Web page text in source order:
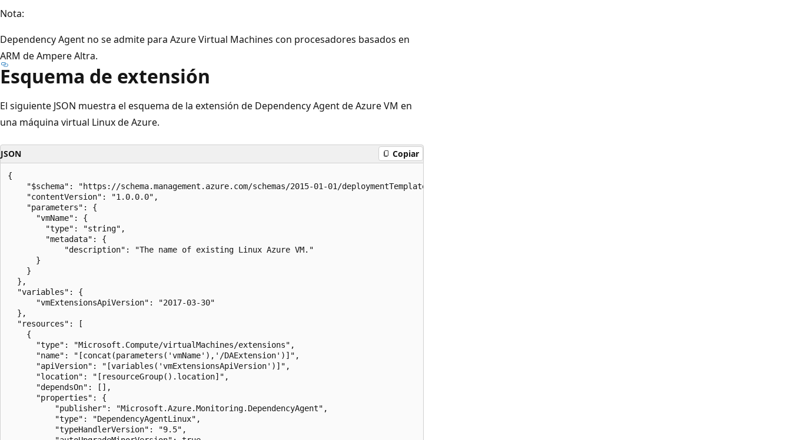
Nota:
Dependency Agent no se admite para Azure Virtual Machines con procesadores basados en
ARM de Ampere Altra.
Esquema de extensión
El siguiente JSON muestra el esquema de la extensión de Dependency Agent de Azure VM en
una máquina virtual Linux de Azure.
JSON Copiar
{
    "$schema": "https://schema.management.azure.com/schemas/2015-01-01/deploymentTemplate.json#",
    "contentVersion": "1.0.0.0",
    "parameters": {
      "vmName": {
        "type": "string",
        "metadata": {
            "description": "The name of existing Linux Azure VM."
      }
    }
  },
  "variables": {
      "vmExtensionsApiVersion": "2017-03-30"
  },
  "resources": [
    {
      "type": "Microsoft.Compute/virtualMachines/extensions",
      "name": "[concat(parameters('vmName'),'/DAExtension')]",
      "apiVersion": "[variables('vmExtensionsApiVersion')]",
      "location": "[resourceGroup().location]",
      "dependsOn": [],
      "properties": {
          "publisher": "Microsoft.Azure.Monitoring.DependencyAgent",
          "type": "DependencyAgentLinux",
          "typeHandlerVersion": "9.5",